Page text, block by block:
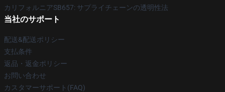
カリフォルニアSB657: サプライチェーンの透明性法
当社のサポート
配送&配送ポリシー
支払条件
返品・返金ポリシー
お問い合わせ
カスタマーサポート(FAQ)